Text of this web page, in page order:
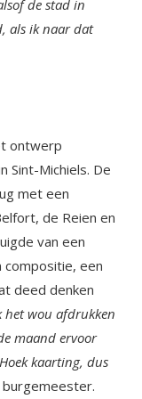
de stad in
als ik naar dat
ontwerp
Sint-Michiels. De
met een
de Reien en
van een
compositie, een
deed denken
het wou afdrukken
maand ervoor
kaarting, dus
burgemeester.